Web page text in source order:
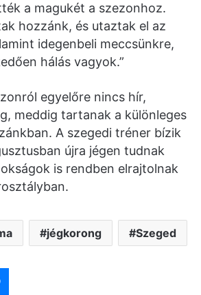
a magukét a szezonhoz.
hozzánk, és utaztak el az
idegenbeli meccsünkre,
hálás vagyok.”
egyelőre nincs hír,
meddig tartanak a különleges
A szegedi tréner bízik
újra jégen tudnak
is rendben elrajtolnak
jégkorong Szeged